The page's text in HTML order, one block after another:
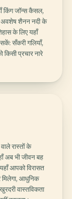
किंग जॉन्स कैसल,
शैनन नदी के
के लिए यहाँ
सँकरी गलियाँ,
किसी प्रचार नारे
रास्तों के
अब भी जीवन बह
आपको विरासत
आधुनिक
वास्तविकता